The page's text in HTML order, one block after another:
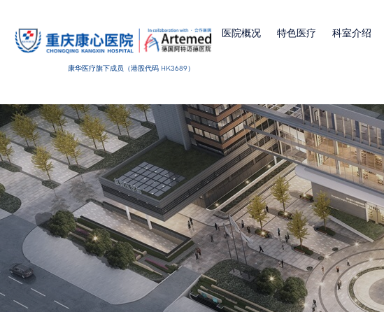
康华医疗旗下成员（港股代码 HK3689）
医院概况 特色医疗 科室介绍